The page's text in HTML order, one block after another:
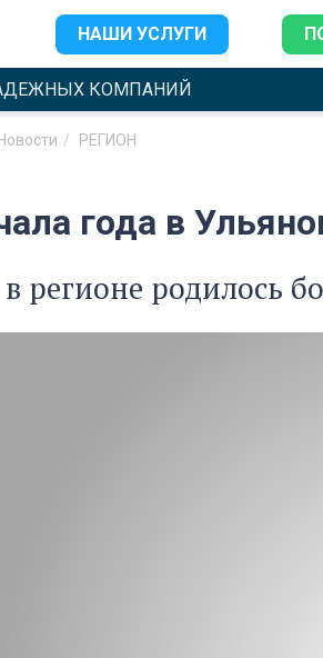
НАШИ УСЛУГИ
КОМПАНИЙ
Новости РЕГИОН
года в
в регионе родилось